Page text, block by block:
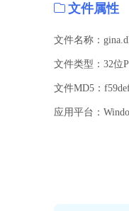
文件属性
文件名称：
文件类型：32位
应用平台：